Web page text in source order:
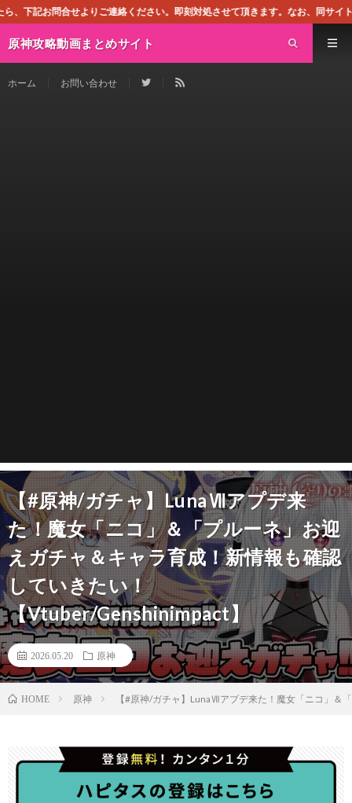
。即刻対処させて頂きます。なお、同サイトはGoogleアドセンスによる広告
原神攻略動画まとめサイト
ホーム お問い合わせ
【#原神/ガチャ】LunaⅦアプデ来
た！魔女「ニコ」＆「プルーネ」お迎
えガチャ＆キャラ育成！新情報も確認
していきたい！
【Vtuber/Genshinimpact】
2026.05.20 原神
HOME 原神 【#原神/ガチャ】LunaⅦアプデ来た！魔女「ニコ」＆